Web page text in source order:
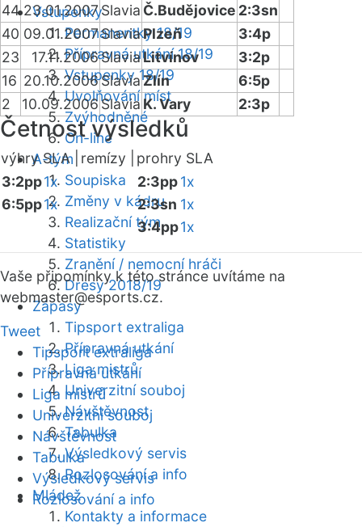
Vstupenky
Permanentky 18/19
Přípravná utkání 18/19
Vstupenky 18/19
Uvolňování míst
Zvýhodněné
On-line
A-tým
Soupiska
Změny v kádru
Realizační tým
Statistiky
Zranění / nemocní hráči
Dresy 2018/19
Zápasy
Tipsport extraliga
Přípravná utkání
Liga mistrů
Univerzitní souboj
Návštěvnost
Tabulka
Výsledkový servis
Rozlosování a info
Mládež
Kontakty a informace
44 23.01.2007Slavia Č.Budějovice 2:3sn
40 09.01.2007SlaviaPlzeň
3:4p
23
17.11.2006SlaviaLitvínov
3:2p
16 20.10.2006SlaviaZlín
6:5p
2
10.09.2006Slavia K. Vary 2:3p
Četnost výsledků
výhry SLA | remízy |
prohry SLA
3:2pp1x
6:5pp1x
2:3pp1x
2:3sn 1x
3:4pp1x
Vaše připomínky k této stránce uvítáme na
webmaster@esports.cz.
Tweet
Tipsport extraliga
Přípravná utkání
Liga mistrů
Univerzitní souboj
Návštěvnost
Tabulka
Výsledkový servis
Rozlosování a info